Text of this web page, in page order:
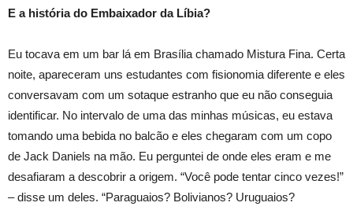
E a história do Embaixador da Líbia?
Eu tocava em um bar lá em Brasília chamado Mistura Fina. Certa
noite, apareceram uns estudantes com fisionomia diferente e eles
conversavam com um sotaque estranho que eu não conseguia
identificar. No intervalo de uma das minhas músicas, eu estava
tomando uma bebida no balcão e eles chegaram com um copo
de Jack Daniels na mão. Eu perguntei de onde eles eram e me
desafiaram a descobrir a origem. “Você pode tentar cinco vezes!”
– disse um deles. “Paraguaios? Bolivianos? Uruguaios?